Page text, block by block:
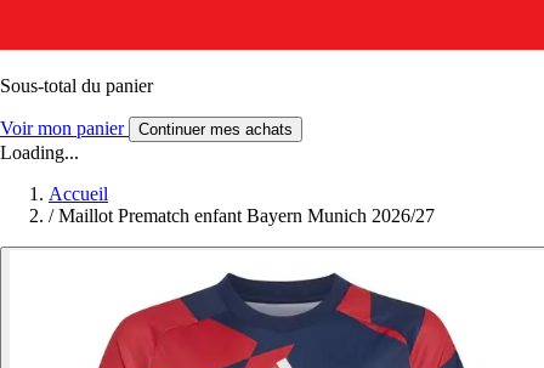
Sous-total du panier
Voir mon panier Continuer mes achats
Loading...
Accueil
/ Maillot Prematch enfant Bayern Munich 2026/27